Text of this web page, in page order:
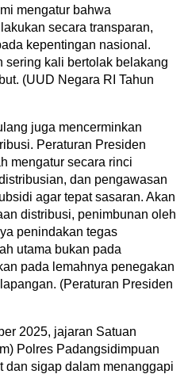
mengatur bahwa
secara transparan,
kepentingan nasional.
sering kali bertolak belakang
(UUD Negara RI Tahun
juga mencerminkan
Peraturan Presiden
mengatur secara rinci
dan pengawasan
agar tepat sasaran. Akan
distribusi, penimbunan oleh
penindakan tegas
utama bukan pada
pada lemahnya penegakan
(Peraturan Presiden
2025, jajaran Satuan
Polres Padangsidimpuan
dan sigap dalam menanggapi